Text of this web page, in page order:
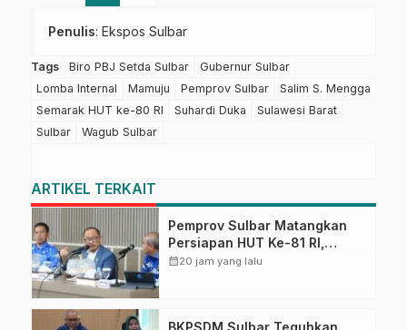
Penulis: Ekspos Sulbar
Tags Biro PBJ Setda Sulbar
Gubernur Sulbar
Lomba Internal
Mamuju Pemprov Sulbar
Salim S. Mengga
Semarak HUT ke-80 RI
Suhardi Duka
Sulawesi Barat
Sulbar
Wagub Sulbar
ARTIKEL TERKAIT
Pemprov Sulbar Matangkan
Persiapan HUT Ke-81 RI,
Puncak Upacara di Lapangan
calendar_month20 jam yang lalu
BKPSDM Sulbar Teguhkan